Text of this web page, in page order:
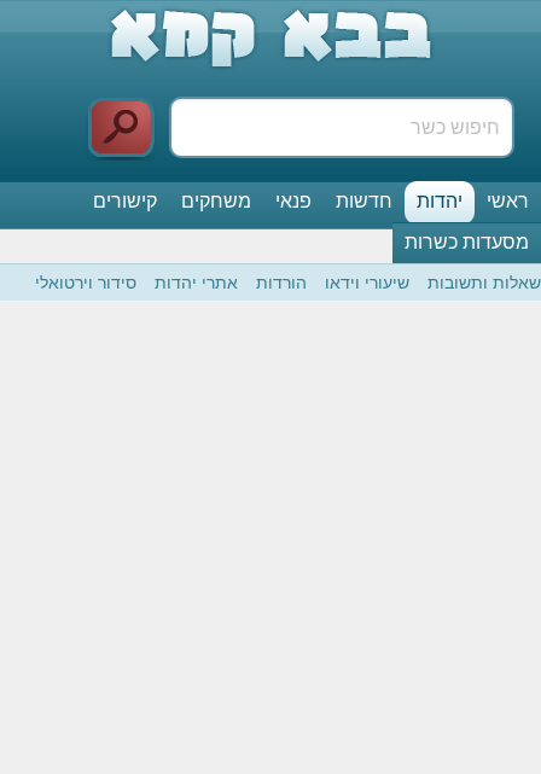
ראשי יהדות חדשות פנאי משחקים
קישורים
מסעדות כשרות
שאלות ותשובות שיעורי וידאו הורדות אתרי יהדות סידור וירטואלי